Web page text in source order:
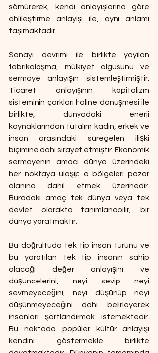
sömürerek, kendi anlayışlarına göre
ehlileştirme anlayışı ile, aynı anlamı
taşımaktadır.
Sanayi devrimi ile birlikte yayılan
fabrikalaşma, mülkiyet olgusunu ve
sermaye anlayışını sistemleştirmiştir.
Ticaret anlayışının kapitalizm
sisteminin çarkları haline dönüşmesi ile
birlikte, dünyadaki enerji
kaynaklarından tutalım kadın, erkek ve
insan arasındaki süregelen ilişki
biçimine dahi sirayet etmiştir. Ekonomik
sermayenin amacı dünya üzerindeki
her noktaya ulaşıp o bölgeleri pazar
alanına dahil etmek üzerinedir.
Buradaki amaç tek dünya veya tek
devlet olarakta tanımlanabilir, bir
dünya yaratmaktır.
Bu doğrultuda tek tip insan türünü ve
bu yaratılan tek tip insanın sahip
olacağı değer anlayışını ve
düşüncelerini, neyi sevip neyi
sevmeyeceğini, neyi düşünüp neyi
düşünmeyeceğini dahi belirleyerek
insanları şartlandırmak istemektedir.
Bu noktada popüler kültür anlayışı
kendini göstermekle birlikte